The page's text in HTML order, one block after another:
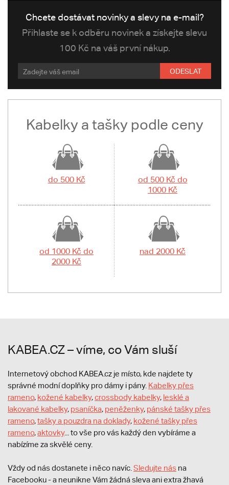
Chcete dostávat novinky a slevy na e-mail?
Přihlaste se k odběru novinek a získejte slevu
100 Kč na váš první nákup.
ODESLAT
Kabelky a tašky podle ceny
do 500 Kč
od 500 Kč do
1000 Kč
od 1000 Kč do
2000 Kč
nad 2000 Kč
KABEA.CZ – víme, co Vám sluší
Internetový obchod KABEA.cz je místo, kde najdete ty
správné modní doplňky pro dámy i pány. Kabelky přes
rameno, kožené kabelky,crossbody kabelky, lesklé a
lakované kabelky, psaníčka, peněženky, pánské tašky přes
rameno,tašky a pouzdra na doklady, kožené tašky přes
rameno,aktovky... to vše pro vás každý den vybíráme a
nabízíme za skvělé ceny.
Vždy od nás dostanete i něco navíc. Sledujte nás na
Facebooku - a neunikne Vám žádná sleva ani extra žhavá